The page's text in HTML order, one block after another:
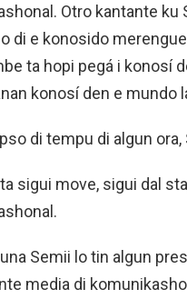
Otro kantante ku
di e konosido
ta hopi pegá i konosí
konosí den e mundo
di tempu di algun
sigui move, sigui dal
Semii lo tin algun
media di